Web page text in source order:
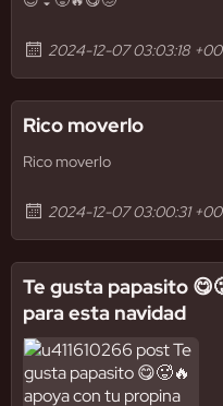
2024-12-07 03:03:18
Rico moverlo
Rico moverlo
2024-12-07 03:00:31
Te gusta papasito
para esta navidad